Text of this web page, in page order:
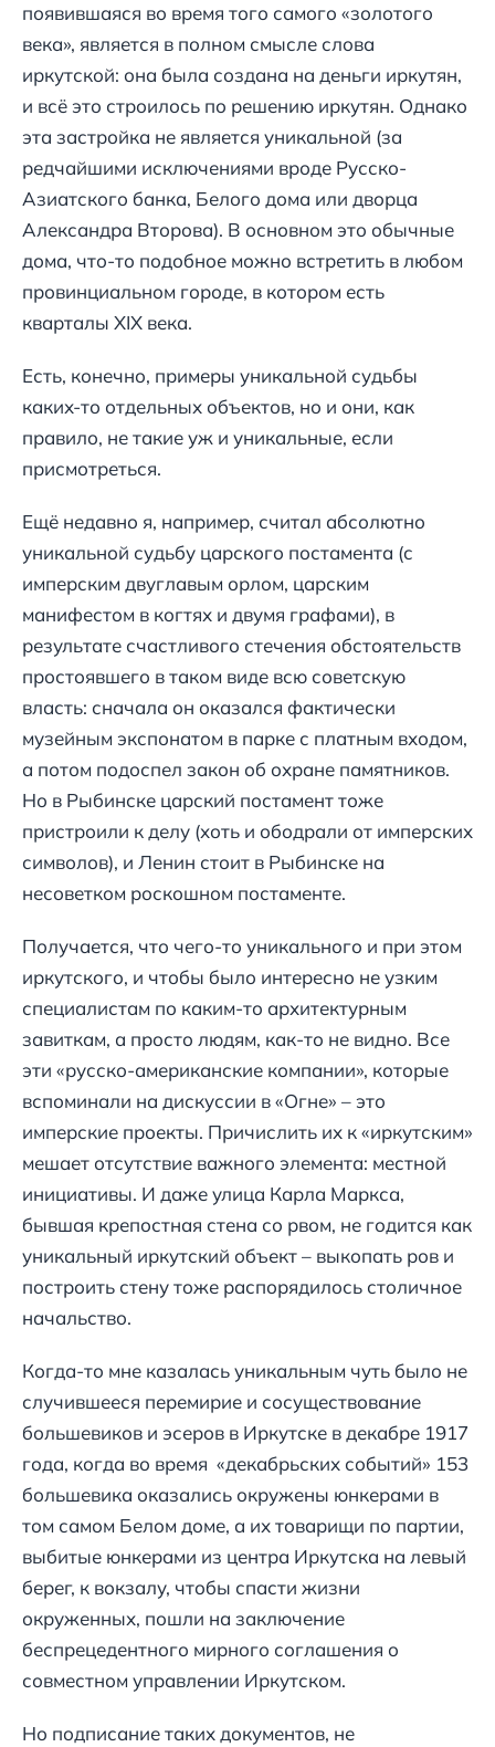
появившаяся во время того самого «золотого
века», является в полном смысле слова
иркутской: она была создана на деньги иркутян,
и всё это строилось по решению иркутян. Однако
эта застройка не является уникальной (за
редчайшими исключениями вроде Русско-
Азиатского банка, Белого дома или дворца
Александра Второва). В основном это обычные
дома, что-то подобное можно встретить в любом
провинциальном городе, в котором есть
кварталы XIX века.
Есть, конечно, примеры уникальной судьбы
каких-то отдельных объектов, но и они, как
правило, не такие уж и уникальные, если
присмотреться.
Ещё недавно я, например, считал абсолютно
уникальной судьбу царского постамента (с
имперским двуглавым орлом, царским
манифестом в когтях и двумя графами), в
результате счастливого стечения обстоятельств
простоявшего в таком виде всю советскую
власть: сначала он оказался фактически
музейным экспонатом в парке с платным входом,
а потом подоспел закон об охране памятников.
Но в Рыбинске царский постамент тоже
пристроили к делу (хоть и ободрали от имперских
символов), и Ленин стоит в Рыбинске на
несоветком роскошном постаменте.
Получается, что чего-то уникального и при этом
иркутского, и чтобы было интересно не узким
специалистам по каким-то архитектурным
завиткам, а просто людям, как-то не видно. Все
эти «русско-американские компании», которые
вспоминали на дискуссии в «Огне» – это
имперские проекты. Причислить их к «иркутским»
мешает отсутствие важного элемента: местной
инициативы. И даже улица Карла Маркса,
бывшая крепостная стена со рвом, не годится как
уникальный иркутский объект – выкопать ров и
построить стену тоже распорядилось столичное
начальство.
Когда-то мне казалась уникальным чуть было не
случившееся перемирие и сосуществование
большевиков и эсеров в Иркутске в декабре 1917
года, когда во время «декабрьских событий» 153
большевика оказались окружены юнкерами в
том самом Белом доме, а их товарищи по партии,
выбитые юнкерами из центра Иркутска на левый
берег, к вокзалу, чтобы спасти жизни
окруженных, пошли на заключение
беспрецедентного мирного соглашения о
совместном управлении Иркутском.
Но подписание таких документов, не